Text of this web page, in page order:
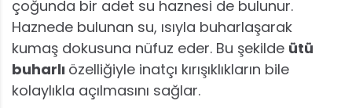
çoğunda bir adet su haznesi de bulunur.
Haznede bulunan su, ısıyla buharlaşarak
kumaş dokusuna nüfuz eder. Bu şekilde ütü
buharlı özelliğiyle inatçı kırışıklıkların bile
kolaylıkla açılmasını sağlar.